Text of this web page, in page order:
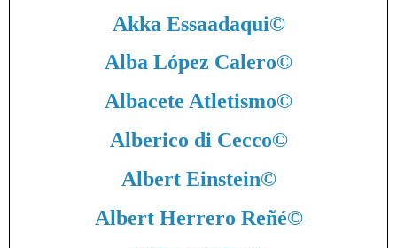
Akka Essaadaqui©
Alba López Calero©
Albacete Atletismo©
Alberico di Cecco©
Albert Einstein©
Albert Herrero Reñé©